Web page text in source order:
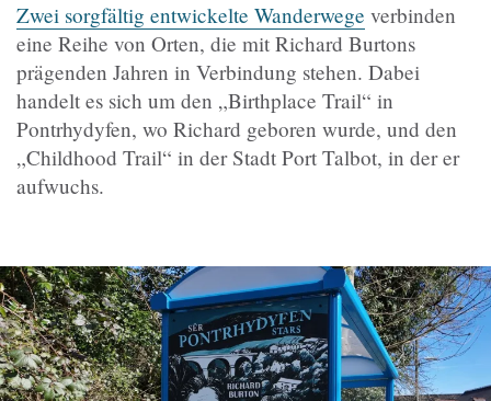
Zwei sorgfältig entwickelte Wanderwege verbinden
eine Reihe von Orten, die mit Richard Burtons
prägenden Jahren in Verbindung stehen. Dabei
handelt es sich um den „Birthplace Trail“ in
Pontrhydyfen, wo Richard geboren wurde, und den
„Childhood Trail“ in der Stadt Port Talbot, in der er
aufwuchs.